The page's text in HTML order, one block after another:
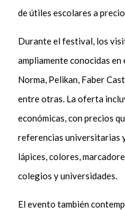
de útiles escolares a
Durante el festival, los
ampliamente conocidas en
Norma, Pelikan, Faber
entre otras. La oferta
económicas, con precios
referencias universitarias
lápices, colores,
colegios y universidades.
El evento también